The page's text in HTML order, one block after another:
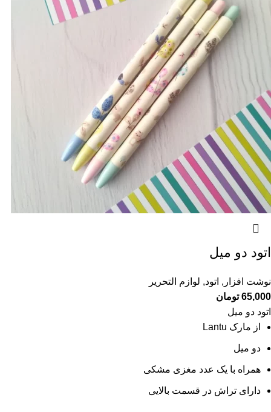
اتود دو میل
نوشت افزار , اتود, لوازم التحریر
65,000 تومان
اتود دو میل
از مارک Lantu
دو میل
همراه با یک عدد مغزی مشکی
دارای تراش در قسمت بالایی